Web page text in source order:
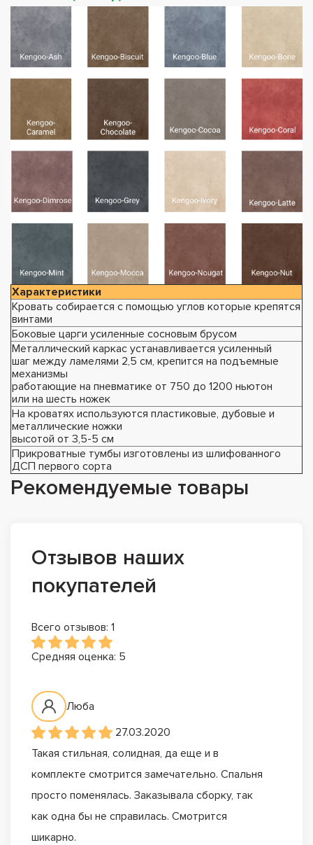
Характеристики
Кровать собирается с помощью углов которые крепятся
винтами
Боковые царги усиленные сосновым брусом
Металлический каркас устанавливается усиленный
шаг между ламелями 2,5 см, крепится на подъемные
механизмы
работающие на пневматике от 750 до 1200 ньютон
или на шесть ножек
На кроватях используются пластиковые, дубовые и
металлические ножки
высотой от 3,5-5 см
Прикроватные тумбы изготовлены из шлифованного
ДСП первого сорта
Рекомендуемые товары
Отзывов наших
покупателей
Всего отзывов: 1
Средняя оценка: 5
Люба
27.03.2020
Такая стильная, солидная, да еще и в
комплекте смотрится замечательно. Спальня
просто поменялась. Заказывала сборку, так
как одна бы не справилась. Смотрится
шикарно.